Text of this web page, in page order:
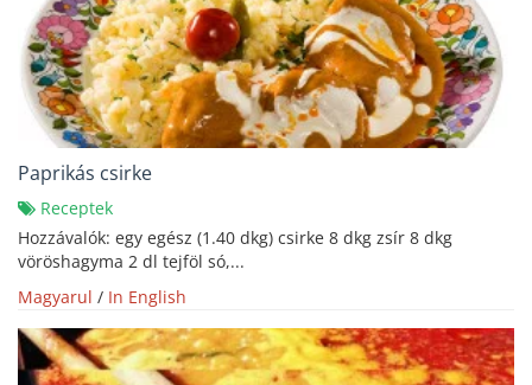
Paprikás csirke
Receptek
Hozzávalók: egy egész (1.40 dkg) csirke 8 dkg zsír 8 dkg
vöröshagyma 2 dl tejföl só,...
Magyarul / In English